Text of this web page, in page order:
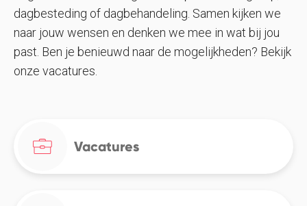
dagbesteding of dagbehandeling. Samen kijken we
naar jouw wensen en denken we mee in wat bij jou
past. Ben je benieuwd naar de mogelijkheden? Bekijk
onze vacatures.
Vacatures